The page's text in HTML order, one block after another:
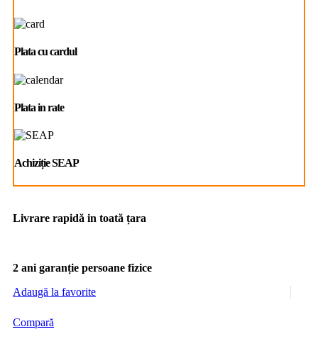
Plata cu cardul
Plata in rate
Achiziție SEAP
Livrare rapidă in toată țara
2 ani garanție persoane fizice
Adaugă la favorite
Compară